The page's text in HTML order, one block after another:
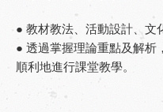
● 教材教法、活動設計、文
● 透過掌握理論重點及解析
順利地進行課堂教學。